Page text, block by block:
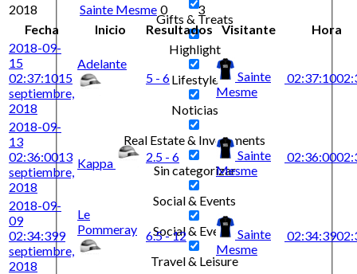
Gifts & Treats
Highlight
Lifestyle
Noticias
Real Estate & Investments
Sin categorizar
Social & Events
Social & Events
Travel & Leisure
2018
Sainte Mesme 0
3
Fecha
Inicio Resultados Visitante
Hora
2018-09-
15
02:37:1015
septiembre,
2018
Adelante
5 - 6
Sainte
Mesme
02:37:10
2018-09-
13
02:36:0013
septiembre,
2018
Kappa 2.5 - 6
Sainte
Mesme
02:36:00
2018-09-
09
02:34:399
septiembre,
2018
Le
Pommeray 6.5 - 12
Sainte
Mesme
02:34:39